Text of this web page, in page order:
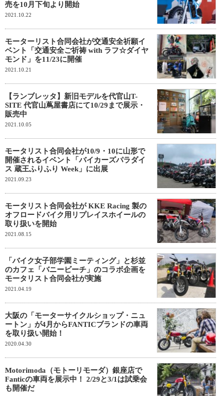
売を10月下旬より開始
2021.10.22
モーターリスト合同会社が交通安全祈願イ
ベント「交通安全ご祈祷 with ラフ☆ダイヤ
モンド」を11/23に開催
2021.10.21
【ランブレッタ】新旧モデルを代官山T-
SITE 代官山蔦屋書店にて10/29まで展示・
販売中
2021.10.05
モータリスト合同会社が10/9・10に山形で
開催されるイベント「バイカーズパラダイ
ス 蔵王ふりふり Week」に出展
2021.09.23
モータリスト合同会社が KKE Racing 製の
オフロードバイク用リプレイスホイールの
取り扱いを開始
2021.08.15
「バイク女子部学園ミーティング」と杉並
のカフェ「バニービーチ」のコラボ企画を
モータリスト合同会社が実施
2021.04.19
大阪の「モーターサイクルショップ・ニュ
ートン」が4月からFANTICブランドの車両
を取り扱い開始！
2020.04.30
Motorimoda（モトーリモーダ）銀座店で
Fanticの車両を展示中！ 2/29と3/1は試乗会
も開催だ